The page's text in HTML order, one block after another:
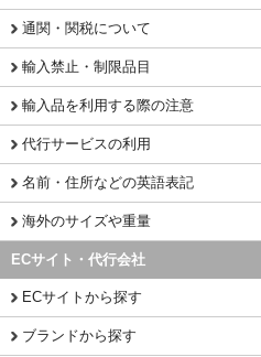
通関・関税について
輸入禁止・制限品目
輸入品を利用する際の注意
代行サービスの利用
名前・住所などの英語表記
海外のサイズや重量
ECサイト・代行会社
ECサイトから探す
ブランドから探す